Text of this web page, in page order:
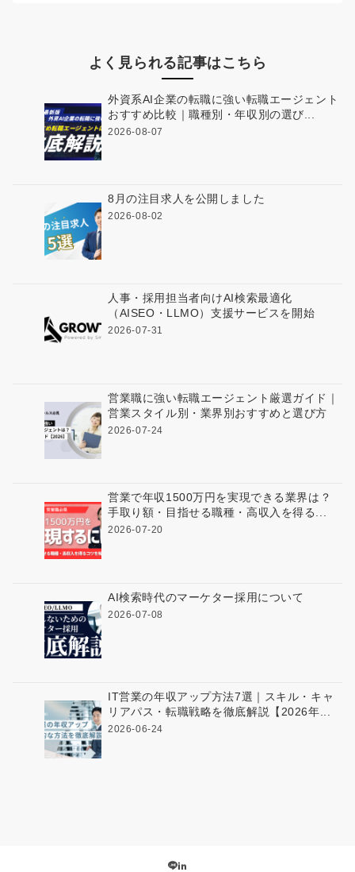
よく見られる記事はこちら
外資系AI企業の転職に強い転職エージェント
おすすめ比較｜職種別・年収別の選び...
2026-08-07
8月の注目求人を公開しました
2026-08-02
人事・採用担当者向けAI検索最適化
（AISEO・LLMO）支援サービスを開始
2026-07-31
営業職に強い転職エージェント厳選ガイド｜
営業スタイル別・業界別おすすめと選び方
2026-07-24
営業で年収1500万円を実現できる業界は？
手取り額・目指せる職種・高収入を得る...
2026-07-20
AI検索時代のマーケター採用について
2026-07-08
IT営業の年収アップ方法7選｜スキル・キャ
リアパス・転職戦略を徹底解説【2026年...
2026-06-24